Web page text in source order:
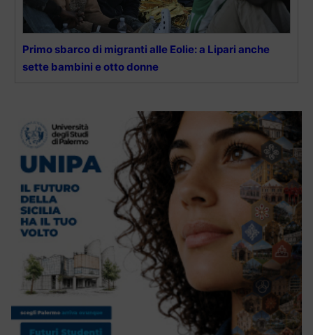
Primo sbarco di migranti alle Eolie: a Lipari anche
sette bambini e otto donne